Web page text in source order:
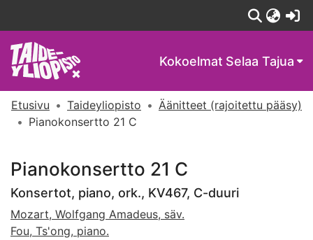
Kokoelmat Selaa Tajua
Etusivu Taideyliopisto
Äänitteet (rajoitettu pääsy)
Pianokonsertto 21 C
Pianokonsertto 21 C
Konsertot, piano, ork., KV467, C-duuri
Mozart, Wolfgang Amadeus, säv.
Fou, Ts'ong, piano.